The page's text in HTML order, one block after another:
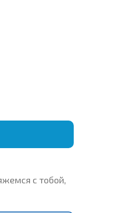
с тобой,